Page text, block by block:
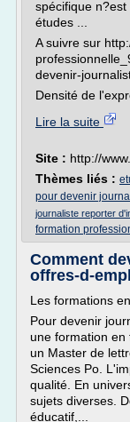
spécifique
études ...
A suivre sur
devenir-
Densité de
Lire la suite
Site : http://
Thèmes liés :
pour devenir
journaliste reporter
formation
Comment
offres-d-
Les formations
Pour devenir
une formation en
un Master de
Sciences Po.
qualité. En
sujets diverses.
éducatif,...